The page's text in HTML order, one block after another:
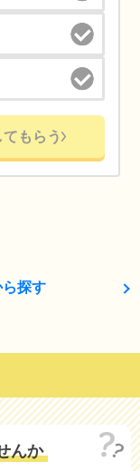
もらう
探す
んか